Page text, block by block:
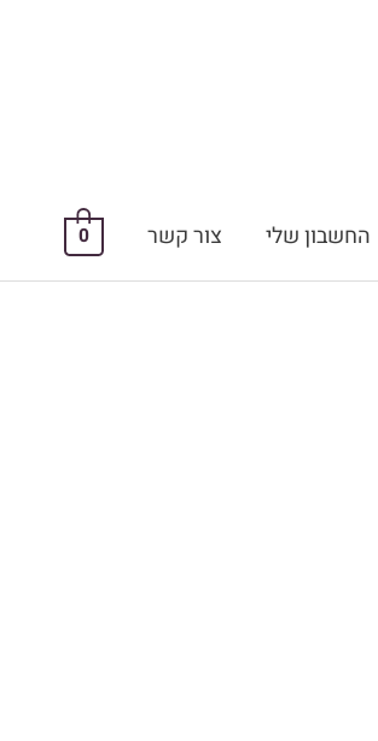
החשבון שלי צור קשר 0